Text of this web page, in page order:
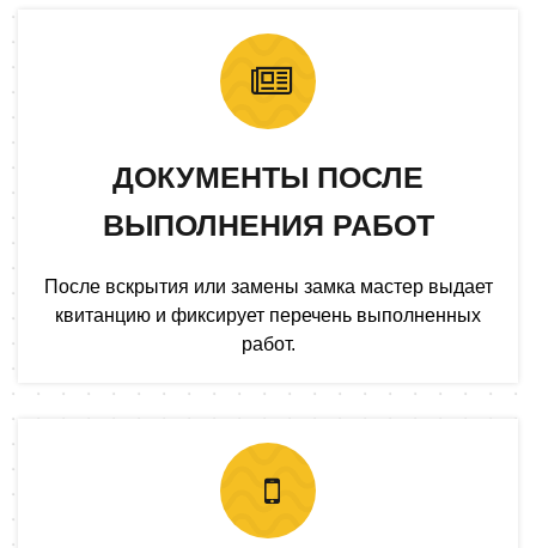
ДОКУМЕНТЫ ПОСЛЕ
ВЫПОЛНЕНИЯ РАБОТ
После вскрытия или замены замка мастер выдает
квитанцию и фиксирует перечень выполненных
работ.